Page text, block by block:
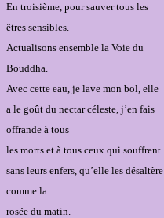
En troisième, pour sauver tous les
êtres sensibles.
Actualisons ensemble la Voie du
Bouddha.
Avec cette eau, je lave mon bol, elle
a le goût du nectar céleste, j’en fais
offrande à tous
les morts et à tous ceux qui souffrent
sans leurs enfers, qu’elle les désaltère
comme la
rosée du matin.